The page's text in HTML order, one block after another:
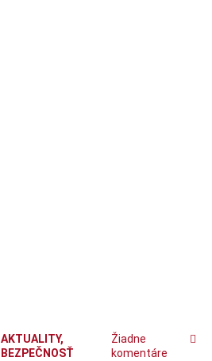
AKTUALITY,
BEZPEČNOSŤ
Žiadne
komentáre